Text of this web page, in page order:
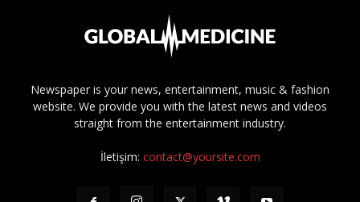
Newspaper is your news, entertainment, music & fashion
website. We provide you with the latest news and videos
straight from the entertainment industry.
İletişim: contact@yoursite.com